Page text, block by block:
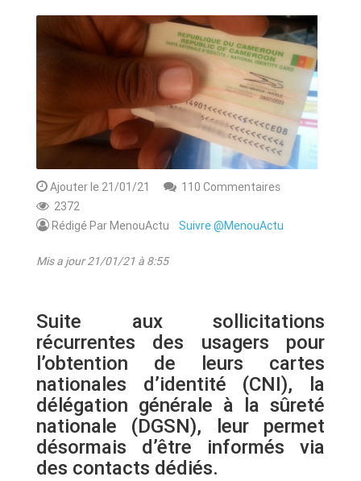
ART & CULTURE & TRADITION
BREAKING-NEWS
CAMEROUN
Ajouter le 21/01/21
110 Commentaires
2372
Rédigé Par MenouActu Suivre @MenouActu
Mis a jour 21/01/21 à 8:55
Suite aux sollicitations
récurrentes des usagers pour
l’obtention de leurs cartes
nationales d’identité (CNI), la
délégation générale à la sûreté
nationale (DGSN), leur permet
désormais d’être informés via
des contacts dédiés.